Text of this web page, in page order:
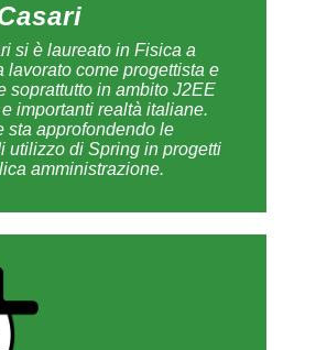
si è laureato in Fisica a
lavorato come progettista e
soprattutto in ambito J2EE
importanti realtà italiane.
sta approfondendo le
utilizzo di Spring in progetti
amministrazione.